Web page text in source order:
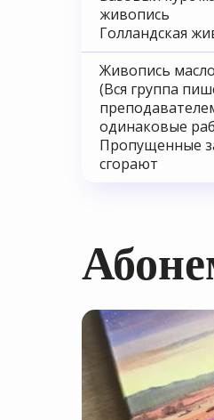
живопись
Голландская
Живопись
(Вся группа
одинаковые
Пропущенные
сгорают